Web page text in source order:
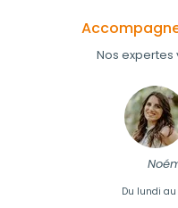
Nos
Du lundi au